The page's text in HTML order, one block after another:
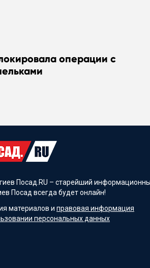
операции с
Посад.RU – старейший
Посад всегда будет онлайн!
материалов и правовая информация
персональных данных